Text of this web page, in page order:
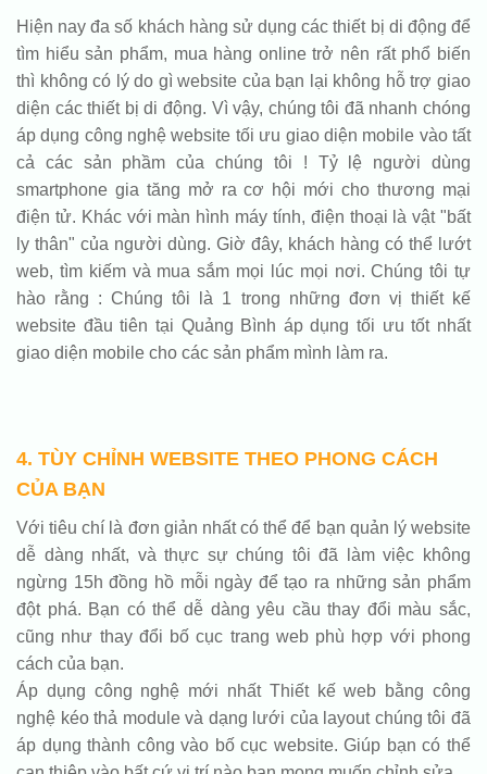
Hiện nay đa số khách hàng sử dụng các thiết bị di động để
tìm hiểu sản phẩm, mua hàng online trở nên rất phổ biến
thì không có lý do gì website của bạn lại không hỗ trợ giao
diện các thiết bị di động. Vì vậy, chúng tôi đã nhanh chóng
áp dụng công nghệ website tối ưu giao diện mobile vào tất
cả các sản phầm của chúng tôi ! Tỷ lệ người dùng
smartphone gia tăng mở ra cơ hội mới cho thương mại
điện tử. Khác với màn hình máy tính, điện thoại là vật "bất
ly thân" của người dùng. Giờ đây, khách hàng có thể lướt
web, tìm kiếm và mua sắm mọi lúc mọi nơi. Chúng tôi tự
hào rằng : Chúng tôi là 1 trong những đơn vị thiết kế
website đầu tiên tại Quảng Bình áp dụng tối ưu tốt nhất
giao diện mobile cho các sản phẩm mình làm ra.
4. TÙY CHỈNH WEBSITE THEO PHONG CÁCH
CỦA BẠN
Với tiêu chí là đơn giản nhất có thể để bạn quản lý website
dễ dàng nhất, và thực sự chúng tôi đã làm việc không
ngừng 15h đồng hồ mỗi ngày để tạo ra những sản phẩm
đột phá. Bạn có thể dễ dàng yêu cầu thay đổi màu sắc,
cũng như thay đổi bố cục trang web phù hợp với phong
cách của bạn.
Áp dụng công nghệ mới nhất Thiết kế web bằng công
nghệ kéo thả module và dạng lưới của layout chúng tôi đã
áp dụng thành công vào bố cục website. Giúp bạn có thể